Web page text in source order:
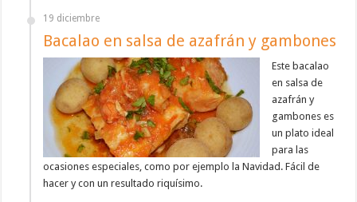
19 diciembre
Bacalao en salsa de azafrán y gambones
Este bacalao
en salsa de
azafrán y
gambones es
un plato ideal
para las
ocasiones especiales, como por ejemplo la Navidad. Fácil de
hacer y con un resultado riquísimo.